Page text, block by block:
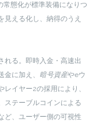
常態化が標準装備になりつ
見える化し、納得のうえ
れる。即時入金・高速出
に加え、 暗号資産やeウ
イヤー2の採用により、
ステーブルコインによる
ど、ユーザー側の可視性